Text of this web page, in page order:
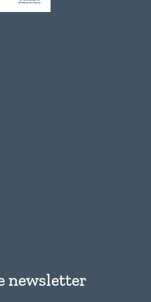
newsletter